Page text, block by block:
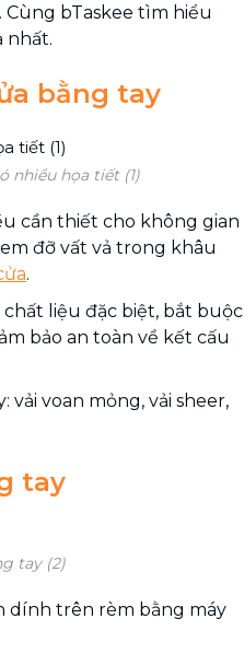
Cùng bTaskee tìm hiểu
nhất.
bằng tay
nhiều họa tiết (1)
cần thiết cho không gian
đỡ vất vả trong khâu
.
chất liệu đặc biệt, bắt buộc
bảo an toàn về kết cấu
vải voan mỏng, vải sheer,
tay
tay (2)
dính trên rèm bằng máy